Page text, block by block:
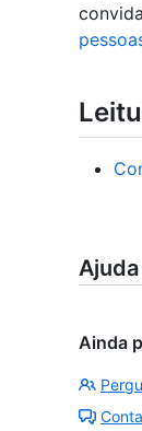
Ainda